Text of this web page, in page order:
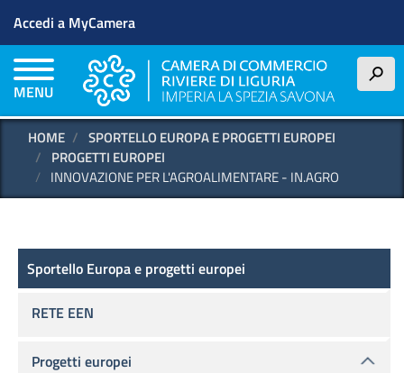
contenuto
principale
Menu profilo utente
Accedi a MyCamera
MENU
h
HOME
SPORTELLO EUROPA E PROGETTI EUROPEI
PROGETTI EUROPEI
INNOVAZIONE PER L'AGROALIMENTARE - IN.AGRO
Sportello Europa e progetti europei
Sportello Europa e progetti europei
RETE EEN
Progetti europei